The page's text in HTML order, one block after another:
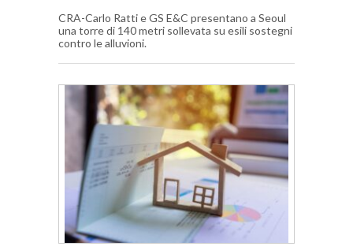
CRA-Carlo Ratti e GS E&C presentano a Seoul
una torre di 140 metri sollevata su esili sostegni
contro le alluvioni.